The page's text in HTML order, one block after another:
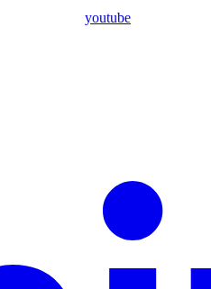
youtube